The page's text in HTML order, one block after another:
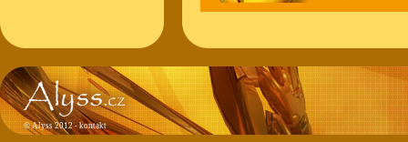
©Alyss 2012 - kontakt